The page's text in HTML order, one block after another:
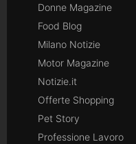
Donne Magazine
Food Blog
Milano Notizie
Motor Magazine
Notizie.it
Offerte Shopping
Pet Story
Professione Lavoro